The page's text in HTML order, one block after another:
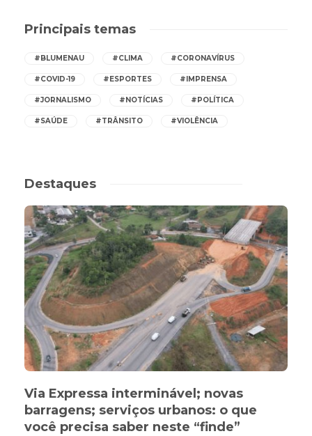
Principais temas
#BLUMENAU #CLIMA #CORONAVÍRUS
#COVID-19 #ESPORTES #IMPRENSA
#JORNALISMO #NOTÍCIAS #POLÍTICA
#SAÚDE #TRÂNSITO #VIOLÊNCIA
Destaques
Via Expressa interminável; novas
barragens; serviços urbanos: o que
você precisa saber neste “finde”